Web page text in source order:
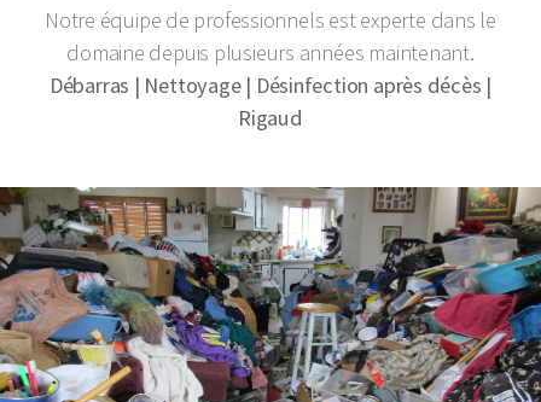
Notre équipe de professionnels est experte dans le
domaine depuis plusieurs années maintenant.
Débarras | Nettoyage | Désinfection après décès |
Rigaud